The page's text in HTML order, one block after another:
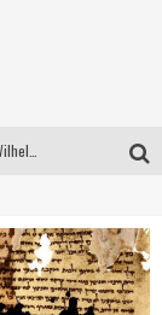
Britse emorockers van Basement maken tweede comeback met het indrukwekkende ‘Wired’
Shorts #149 met onder meer No Cure, Eva Under Fire, The Hu en Sleeping With Sirens